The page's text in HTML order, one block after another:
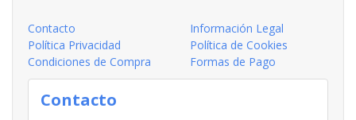
Contacto
Información Legal
Política Privacidad
Política de Cookies
Condiciones de Compra
Formas de Pago
Contacto